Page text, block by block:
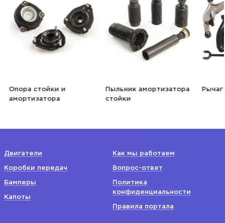
Опора стойки и
амортизатора
Пыльник амортизатора
стойки
Рычаг
Двигатели
Коробки передач
Бамперы
Капоты
Как мы работаем
Вопрос-ответ
Политика
конфиденциальности
Правила портала